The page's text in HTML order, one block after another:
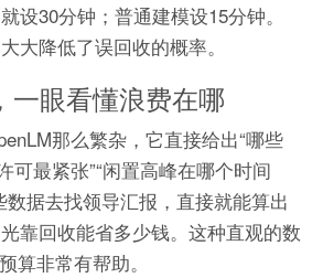
设30分钟；普通建模设15分钟。
大降低了误回收的概率。
一眼看懂浪费在哪
那么繁杂，它直接给出“哪些
可最紧张”“闲置高峰在哪个时间
数据去找领导汇报，直接就能算出
靠回收能省多少钱。这种直观的数
算非常有帮助。